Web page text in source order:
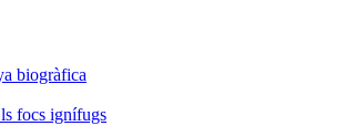
biogràfica
focs ignífugs